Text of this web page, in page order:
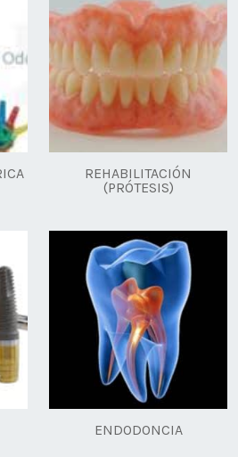
REHABILITACIÓN
(PRÓTESIS)
ENDODONCIA